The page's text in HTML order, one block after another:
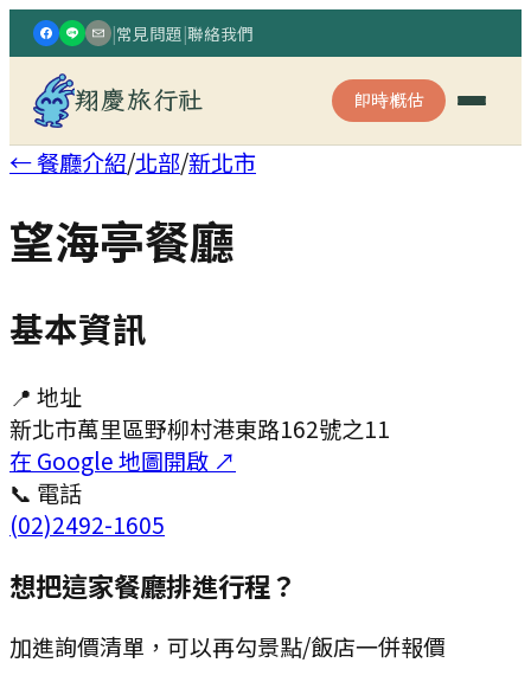
|常見問題|聯絡我們
翔慶旅行社 即時概估
← 餐廳介紹/北部/新北市
望海亭餐廳
基本資訊
📍 地址
新北市萬里區野柳村港東路162號之11
在 Google 地圖開啟 ↗
📞 電話
(02)2492-1605
想把這家餐廳排進行程？
加進詢價清單，可以再勾景點/飯店一併報價